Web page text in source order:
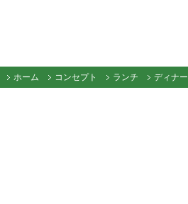
ホーム コンセプト ランチ ディナー